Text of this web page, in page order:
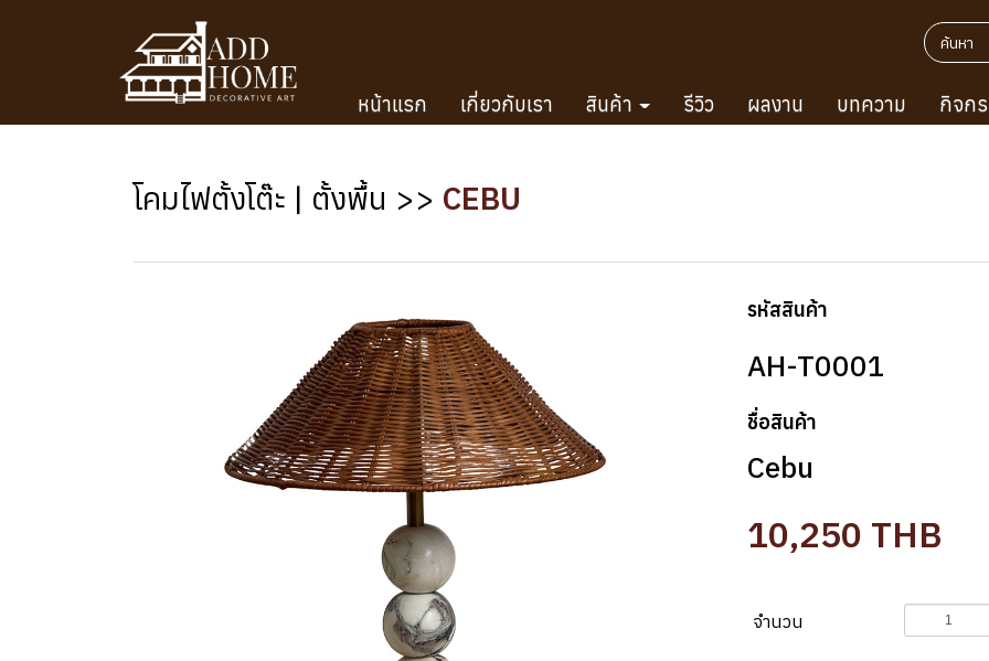
หน้าแรก เกี่ยวกับเรา สินค้า รีวิว ผลงาน บทความ กิจก
โคมไฟตั้งโต๊ะ | ตั้งพื้น >> CEBU
รหัสสินค้า
AH-T0001
ชื่อสินค้า
Cebu
10,250 THB
จำนวน